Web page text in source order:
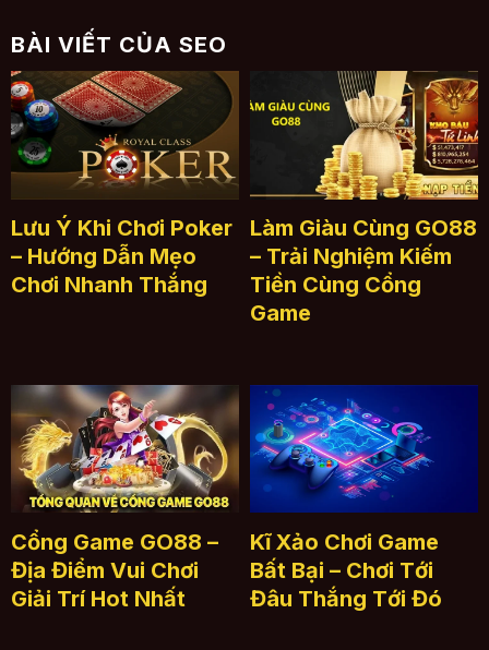
BÀI VIẾT CỦA SEO
Lưu Ý Khi Chơi Poker
– Hướng Dẫn Mẹo
Chơi Nhanh Thắng
Làm Giàu Cùng GO88
– Trải Nghiệm Kiếm
Tiền Cùng Cổng
Game
Cổng Game GO88 –
Địa Điểm Vui Chơi
Giải Trí Hot Nhất
Kĩ Xảo Chơi Game
Bất Bại – Chơi Tới
Đâu Thắng Tới Đó